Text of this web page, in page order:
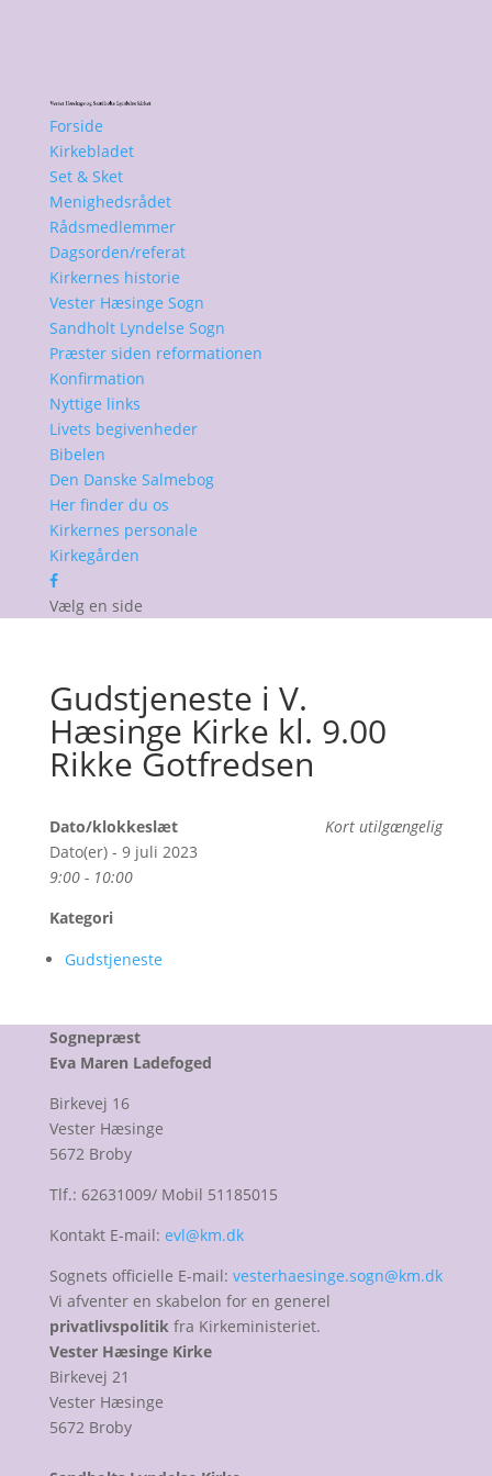
Forside
Kirkebladet
Set & Sket
Menighedsrådet
Rådsmedlemmer
Dagsorden/referat
Kirkernes historie
Vester Hæsinge Sogn
Sandholt Lyndelse Sogn
Præster siden reformationen
Konfirmation
Nyttige links
Livets begivenheder
Bibelen
Den Danske Salmebog
Her finder du os
Kirkernes personale
Kirkegården
Vælg en side
Gudstjeneste i V.
Hæsinge Kirke kl. 9.00
Rikke Gotfredsen
Kort utilgængelig
Dato/klokkeslæt
Dato(er) - 9 juli 2023
9:00 - 10:00
Kategori
Gudstjeneste
Sognepræst
Eva Maren Ladefoged
Birkevej 16
Vester Hæsinge
5672 Broby
Tlf.: 62631009/ Mobil 51185015
Kontakt E-mail: evl@km.dk
Sognets officielle E-mail: vesterhaesinge.sogn@km.dk
Vi afventer en skabelon for en generel
privatlivspolitikfra Kirkeministeriet.
Vester Hæsinge Kirke
Birkevej 21
Vester Hæsinge
5672 Broby